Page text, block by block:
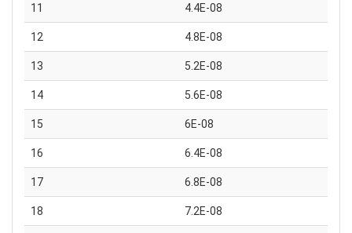
11 4.4E-08
12 4.8E-08
13 5.2E-08
14 5.6E-08
15 6E-08
16 6.4E-08
17 6.8E-08
18 7.2E-08